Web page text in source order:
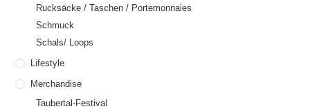
Rucksäcke / Taschen / Portemonnaies
Schmuck
Schals/ Loops
Lifestyle
Merchandise
Taubertal-Festival